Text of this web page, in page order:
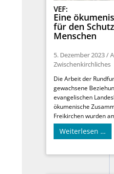
VEF:
Eine
für den
Menschen
5. Dezember 2023/
Zwischenkirchliches
Die Arbeit der
gewachsene
evangelischen
ökumenische
Freikirchen wurden
Weiterlesen …